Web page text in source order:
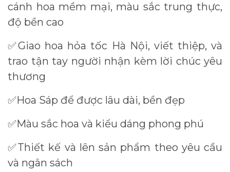
cánh hoa mềm mại, màu sắc trung thực,
độ bền cao
✅Giao hoa hỏa tốc Hà Nội, viết thiệp, và
trao tận tay người nhận kèm lời chúc yêu
thương
✅Hoa Sáp để được lâu dài, bền đẹp
✅Màu sắc hoa và kiểu dáng phong phú
✅Thiết kế và lên sản phẩm theo yêu cầu
và ngân sách